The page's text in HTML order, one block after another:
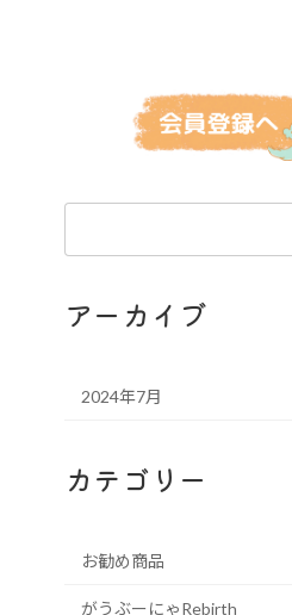
アーカイブ
2024年7月
カテゴリー
お勧め商品
がうぶーにゃRebirth